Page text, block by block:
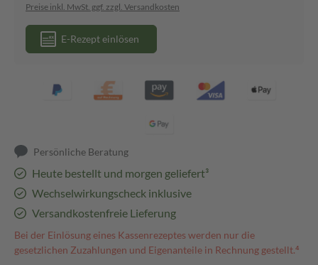
Preise inkl. MwSt. ggf. zzgl. Versandkosten
E-Rezept einlösen
Persönliche Beratung
Heute bestellt und morgen geliefert³
Wechselwirkungscheck inklusive
Versandkostenfreie Lieferung
Bei der Einlösung eines Kassenrezeptes werden nur die
gesetzlichen Zuzahlungen und Eigenanteile in Rechnung gestellt.⁴